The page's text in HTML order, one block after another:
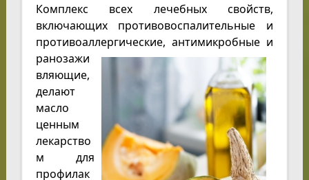
Комплекс всех лечебных свойств,
включающих противовоспалительные и
противоаллергические, антимикробные и
ранозажи
вляющие,
делают
масло
ценным
лекарство
м для
профилак